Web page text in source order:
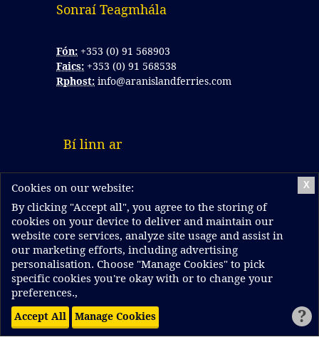
Sonraí Teagmhála
Fón: +353 (0) 91 568903
Faics: +353 (0) 91 568538
Rphost: info@aranislandferries.com
Bí linn ar
Registered in Ireland as Island Ferries Teoranta.
Registration number 111861. Registered Address:
37-39 Forster St, Galway, Ireland
Refund Policy
Privacy Policy
Copyright © 2026 Aran Island Ferries.
X
Cookies on our website:
By clicking "Accept all", you agree to the storing of
cookies on your device to deliver and maintain our
website core services, analyze site usage and assist in
our marketing efforts, including advertising
personalisation. Choose "Manage Cookies" to pick
specific cookies you're okay with or to change your
preferences.,
Accept All Manage Cookies ?